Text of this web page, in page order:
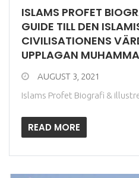
ISLAMS PROFET
GUIDE TILL DEN
CIVILISATIONENS
UPPLAGAN
AUGUST 3, 2021
Islams Profet Biografi &
READ MORE